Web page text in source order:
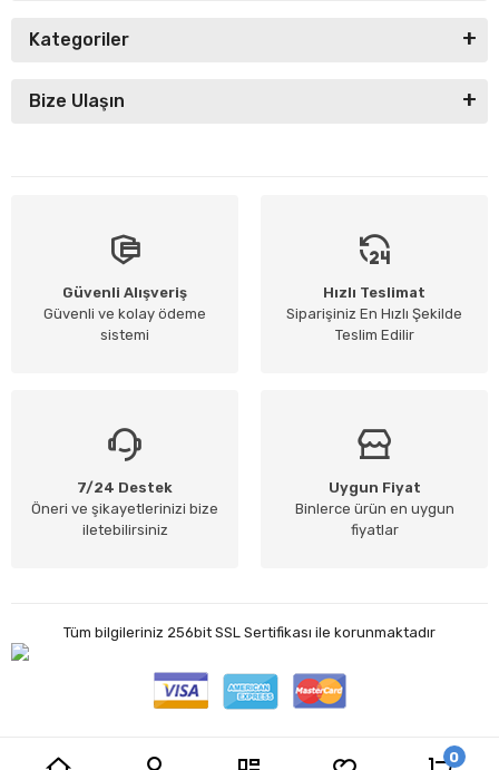
Kategoriler
Bize Ulaşın
Güvenli Alışveriş
Güvenli ve kolay ödeme
sistemi
Hızlı Teslimat
Siparişiniz En Hızlı Şekilde
Teslim Edilir
7/24 Destek
Öneri ve şikayetlerinizi bize
iletebilirsiniz
Uygun Fiyat
Binlerce ürün en uygun
fiyatlar
Tüm bilgileriniz 256bit SSL Sertifikası ile korunmaktadır
0